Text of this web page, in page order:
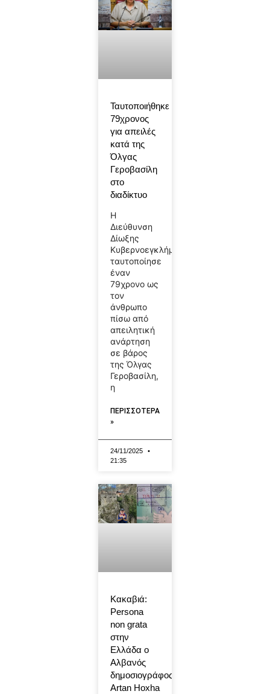
Ταυτοποιήθηκε
79χρονος
για απειλές
κατά της
Όλγας
Γεροβασίλη
στο
διαδίκτυο
Η
Διεύθυνση
Δίωξης
Κυβερνοεγκλήματος
ταυτοποίησε
έναν
79χρονο ως
τον
άνθρωπο
πίσω από
απειλητική
ανάρτηση
σε βάρος
της Όλγας
Γεροβασίλη,
η
ΠΕΡΙΣΣΟΤΕΡΑ
»
24/11/2025
21:35
Κακαβιά:
Persona
non grata
στην
Ελλάδα ο
Αλβανός
δημοσιογράφος
Artan Hoxha